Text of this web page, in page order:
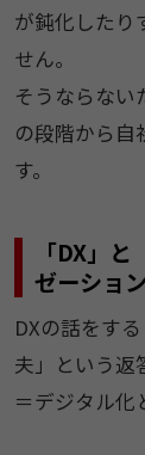
が鈍化したり
せん。
そうならない
の段階から自
す。
「DX」
ゼーショ
DXの話をす
夫」という返
＝デジタル化